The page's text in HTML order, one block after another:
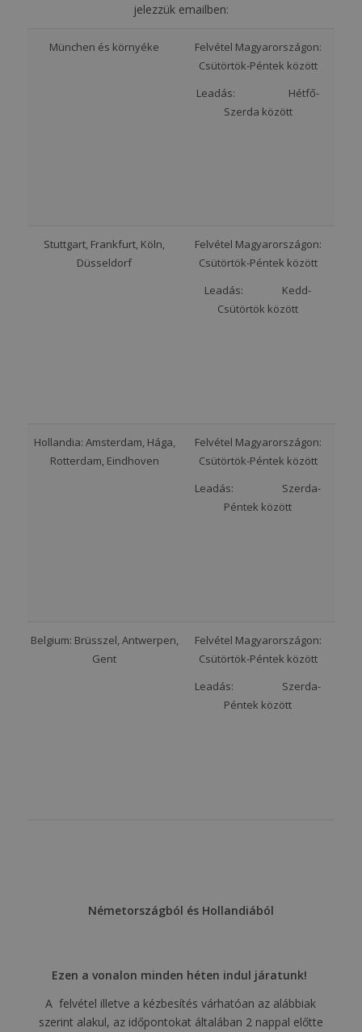
jelezzük emailben:
München és környéke
Felvétel Magyarországon:
Csütörtök-Péntek között
Leadás: Hétfő-
Szerda között
Stuttgart, Frankfurt, Köln,
Düsseldorf
Felvétel Magyarországon:
Csütörtök-Péntek között
Leadás: Kedd-
Csütörtök között
Hollandia: Amsterdam, Hága,
Rotterdam, Eindhoven
Felvétel Magyarországon:
Csütörtök-Péntek között
Leadás: Szerda-
Péntek között
Belgium: Brüsszel, Antwerpen,
Gent
Felvétel Magyarországon:
Csütörtök-Péntek között
Leadás: Szerda-
Péntek között
Németországból és Hollandiából
Ezen a vonalon minden héten indul járatunk!
A felvétel illetve a kézbesítés várhatóan az alábbiak
szerint alakul, az időpontokat általában 2 nappal előtte